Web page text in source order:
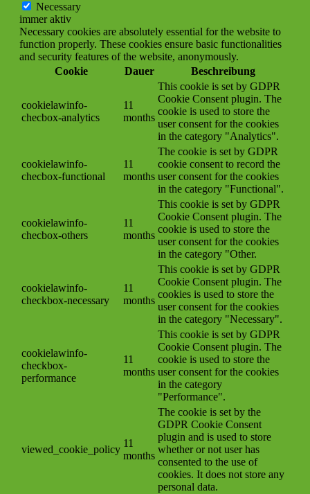
Necessary
immer aktiv
Necessary cookies are absolutely essential for the website to
function properly. These cookies ensure basic functionalities
and security features of the website, anonymously.
Cookie
Dauer Beschreibung
cookielawinfo-
checbox-analytics
11
months
This cookie is set by GDPR
Cookie Consent plugin. The
cookie is used to store the
user consent for the cookies
in the category "Analytics".
cookielawinfo-
checbox-functional
11
months
The cookie is set by GDPR
cookie consent to record the
user consent for the cookies
in the category "Functional".
cookielawinfo-
checbox-others
11
months
This cookie is set by GDPR
Cookie Consent plugin. The
cookie is used to store the
user consent for the cookies
in the category "Other.
cookielawinfo-
checkbox-necessary
11
months
This cookie is set by GDPR
Cookie Consent plugin. The
cookies is used to store the
user consent for the cookies
in the category "Necessary".
cookielawinfo-
checkbox-
performance
11
months
This cookie is set by GDPR
Cookie Consent plugin. The
cookie is used to store the
user consent for the cookies
in the category
"Performance".
viewed_cookie_policy
11
months
The cookie is set by the
GDPR Cookie Consent
plugin and is used to store
whether or not user has
consented to the use of
cookies. It does not store any
personal data.